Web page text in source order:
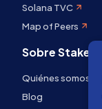
Solana TVC
Map of Peers
Sobre Stakely
Quiénes somos
Blog